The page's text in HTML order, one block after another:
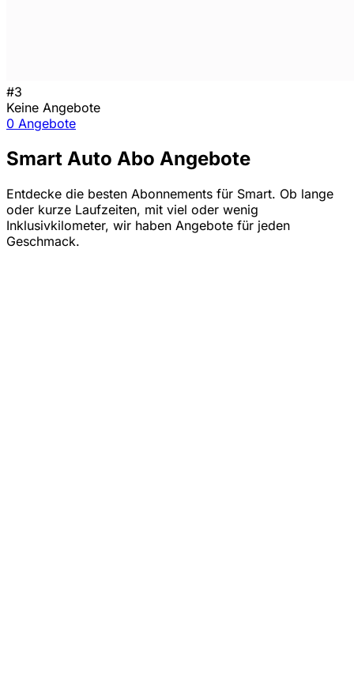
#3
Keine Angebote
0 Angebote
Smart Auto Abo Angebote
Entdecke die besten Abonnements für Smart. Ob lange
oder kurze Laufzeiten, mit viel oder wenig
Inklusivkilometer, wir haben Angebote für jeden
Geschmack.